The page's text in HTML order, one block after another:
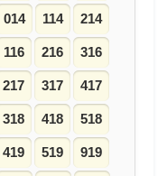
014 114 214
116 216 316
217 317 417
318 418 518
419 519 919